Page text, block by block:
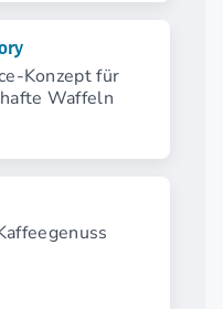
Konzept für
Waffeln